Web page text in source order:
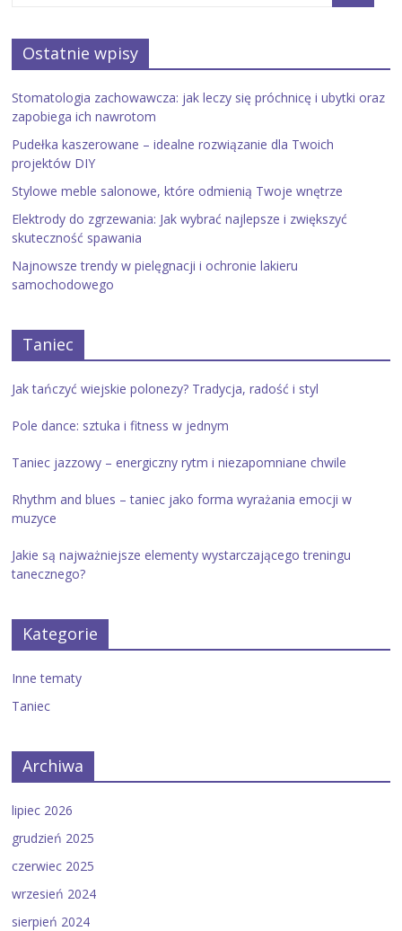
Ostatnie wpisy
Stomatologia zachowawcza: jak leczy się próchnicę i ubytki oraz
zapobiega ich nawrotom
Pudełka kaszerowane – idealne rozwiązanie dla Twoich
projektów DIY
Stylowe meble salonowe, które odmienią Twoje wnętrze
Elektrody do zgrzewania: Jak wybrać najlepsze i zwiększyć
skuteczność spawania
Najnowsze trendy w pielęgnacji i ochronie lakieru
samochodowego
Taniec
Jak tańczyć wiejskie polonezy? Tradycja, radość i styl
Pole dance: sztuka i fitness w jednym
Taniec jazzowy – energiczny rytm i niezapomniane chwile
Rhythm and blues – taniec jako forma wyrażania emocji w
muzyce
Jakie są najważniejsze elementy wystarczającego treningu
tanecznego?
Kategorie
Inne tematy
Taniec
Archiwa
lipiec 2026
grudzień 2025
czerwiec 2025
wrzesień 2024
sierpień 2024